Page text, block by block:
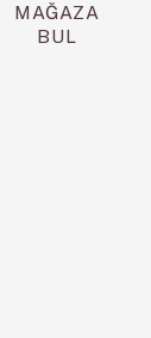
MAĞAZA
BUL